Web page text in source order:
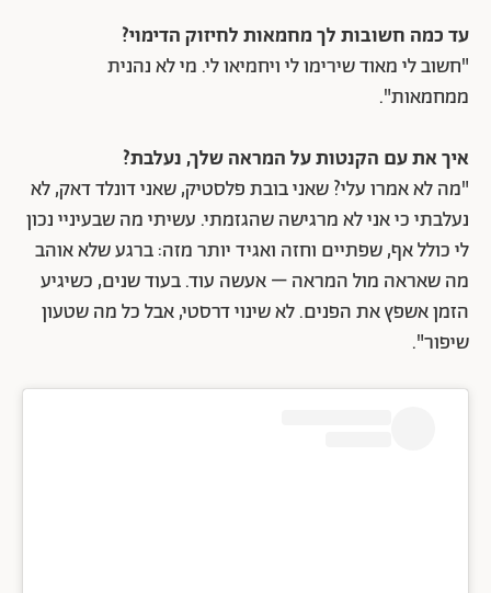
עד כמה חשובות לך מחמאות לחיזוק הדימוי?
"חשוב לי מאוד שירימו לי ויחמיאו לי. מי לא נהנית
ממחמאות".
איך את עם הקנטות על המראה שלך, נעלבת?
"מה לא אמרו עלי? שאני בובת פלסטיק, שאני דונלד דאק, לא
נעלבתי כי אני לא מרגישה שהגזמתי. עשיתי מה שבעיניי נכון
לי כולל אף, שפתיים וחזה ואגיד יותר מזה: ברגע שלא אוהב
מה שאראה מול המראה – אעשה עוד. בעוד שנים, כשיגיע
הזמן אשפץ את הפנים. לא שינוי דרסטי, אבל כל מה שטעון
שיפור".